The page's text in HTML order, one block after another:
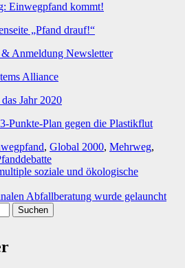
Einwegpfand kommt!
„Pfand drauf!“
& Anmeldung Newsletter
Alliance
Jahr 2020
Punkte-Plan gegen die Plastikflut
, Global 2000, Mehrweg,
soziale und ökologische
Abfallberatung wurde gelauncht